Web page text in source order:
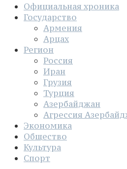
Официальная хроника
Государство
Армения
Арцах
Регион
Россия
Иран
Грузия
Турция
Азербайджан
Агрессия
Экономика
Общество
Культура
Спорт